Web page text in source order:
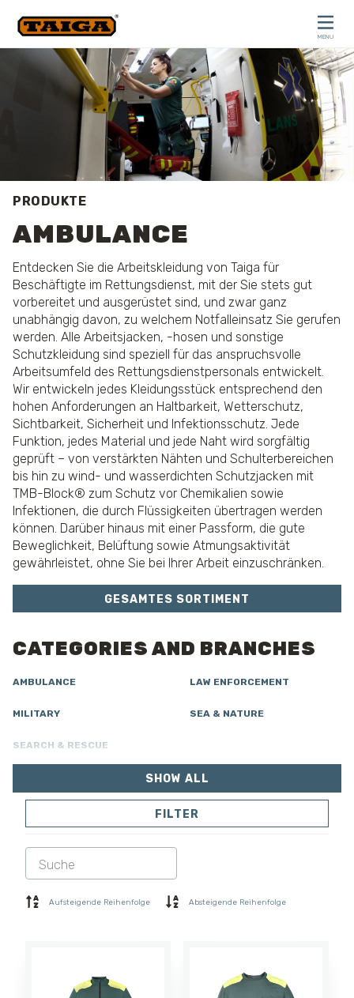
MENU
PRODUKTE
AMBULANCE
Entdecken Sie die Arbeitskleidung von Taiga für
Beschäftigte im Rettungsdienst, mit der Sie stets gut
vorbereitet und ausgerüstet sind, und zwar ganz
unabhängig davon, zu welchem Notfalleinsatz Sie gerufen
werden. Alle Arbeitsjacken, -hosen und sonstige
Schutzkleidung sind speziell für das anspruchsvolle
Arbeitsumfeld des Rettungsdienstpersonals entwickelt.
Wir entwickeln jedes Kleidungsstück entsprechend den
hohen Anforderungen an Haltbarkeit, Wetterschutz,
Sichtbarkeit, Sicherheit und Infektionsschutz. Jede
Funktion, jedes Material und jede Naht wird sorgfältig
geprüft – von verstärkten Nähten und Schulterbereichen
bis hin zu wind- und wasserdichten Schutzjacken mit
TMB-Block® zum Schutz vor Chemikalien sowie
Infektionen, die durch Flüssigkeiten übertragen werden
können. Darüber hinaus mit einer Passform, die gute
Beweglichkeit, Belüftung sowie Atmungsaktivität
gewährleistet, ohne Sie bei Ihrer Arbeit einzuschränken.
GESAMTES SORTIMENT
CATEGORIES AND BRANCHES
AMBULANCE LAW ENFORCEMENT
MILITARY SEA & NATURE
SEARCH & RESCUE
HOSEN
OVERALL
SOFTSHELL
HEMDEN POLO- & T-SHIRT
HANDSCHUHE
SHOW ALL
FILTER
Aufsteigende Reihenfolge Absteigende Reihenfolge